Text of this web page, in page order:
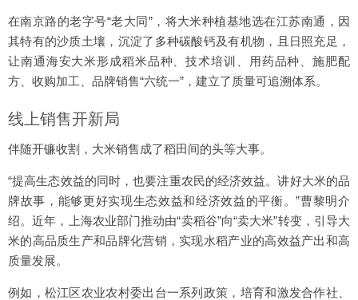
在南京路的老字号“老大同”，将大米种植基地选在江苏南通，因
其特有的沙质土壤，沉淀了多种碳酸钙及有机物，且日照充足，
让南通海安大米形成稻米品种、技术培训、用药品种、施肥配
方、收购加工、品牌销售“六统一”，建立了质量可追溯体系。
线上销售开新局
伴随开镰收割，大米销售成了稻田间的头等大事。
“提高生态效益的同时，也要注重农民的经济效益。讲好大米的品
牌故事，能够更好实现生态效益和经济效益的平衡。”曹黎明介
绍。近年，上海农业部门推动由“卖稻谷”向“卖大米”转变，引导大
米的高品质生产和品牌化营销，实现水稻产业的高效益产出和高
质量发展。
例如，松江区农业农村委出台一系列政策，培育和激发合作社、